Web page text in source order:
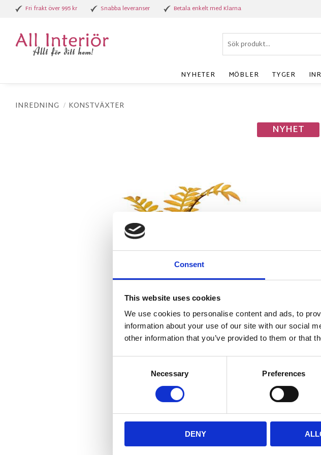
Consent
This website uses cookies
We use cookies to personalise content and ads, to
information about your use of our site with our social
other information that you’ve provided to them or that
Necessary Preferences
DENY
Fri frakt över 995 kr Snabba leveranser Betala enkelt med Klarna
NYHETER MÖBLER TYGER
INREDNING KONSTVÄXTER
NYHET